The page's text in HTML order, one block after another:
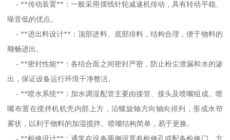
- **传动装置**：一般采用摆线针轮减速机传动，具有转动平稳、
噪音低的优点。
- **进出料设计**：顶部进料、底部排料，结构合理，便于物料的
顺畅进出。
- **密封性能**：各结合面之间密封严密，防止粉尘泄漏和水的渗
出，保证设备运行环境干净整洁。
- **喷水系统**：加水调湿配管主要由接管、接头及喷嘴组成。喷
嘴布置在搅拌机机壳内部上方，沿螺旋轴方向轴向排列，形成水帘
雾状，以利于物料的加湿搅拌。喷嘴结构简单，易于更换。
- **检修设计**：通常在设备两侧设置有检修孔或配备检修门，方